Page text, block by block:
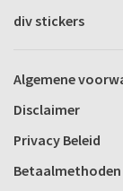
div stickers
Algemene
Disclaimer
Privacy Beleid
Betaalmethoden